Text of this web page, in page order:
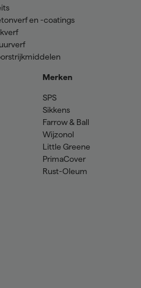
en -coatings
Merken
SPS
Sikkens
Farrow & Ball
Wijzonol
Little Greene
PrimaCover
Rust-Oleum